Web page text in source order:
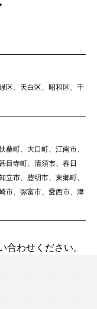
区、天白区、昭和区、千
桑町、大口町、江南市、
目寺町、清須市、春日
立市、豊明市、東郷町、
市、弥富市、愛西市、津
合わせください。